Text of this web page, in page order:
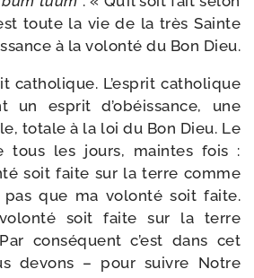
toute la vie de la très Sainte
à la volon­té du Bon Dieu.
catho­lique. L’esprit catho­lique
un esprit d’obéissance, une
totale à la loi du Bon Dieu. Le
tous les jours, maintes fois :
soit faite sur la terre comme
que ma volon­té soit faite.
soit faite sur la terre
consé­quent c’est dans cet
devons – pour suivre Notre